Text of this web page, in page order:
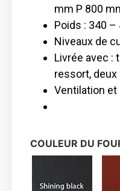
mm P 800
Poids : 340 –
Niveaux de
Livrée avec :
ressort,
Ventilation
COULEUR DU